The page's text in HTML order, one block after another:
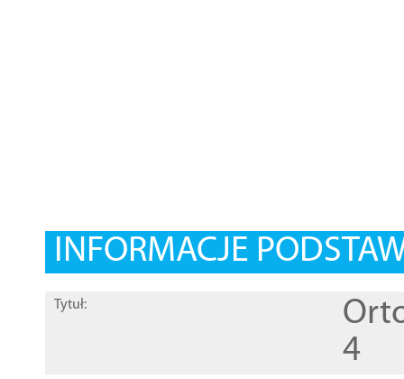
INFORMACJE
Tytuł:
4